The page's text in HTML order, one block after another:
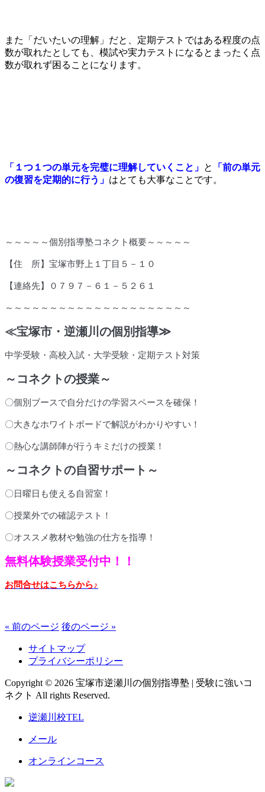
また「だいたいの理解」だと、定期テストではある程度の点
数が取れたとしても、模試や実力テストになるとまったく点
数が取れず困ることになります。
「１つ１つの単元を完璧に理解していくこと」 と
「前の単元
の復習を定期的に行う」 はとても大事なことです。
～～～～～個別指導塾コネクト概要～～～～～
【住 所】宝塚市野上１丁目５－１０
【連絡先】０７９７－６１－５２６１
～～～～～～～～～～～～～～～～～～～～～
≪宝塚市・逆瀬川の個別指導≫
中学受験・高校入試・大学受験・定期テスト対策
～コネクトの授業～
〇個別ブースで自分だけの学習スペースを確保！
〇大きなホワイトボードで解説がわかりやすい！
〇熱心な講師陣が行うキミだけの授業！
～コネクトの自習サポート～
〇日曜日も使える自習室！
〇授業外での確認テスト！
〇オススメ教材や勉強の仕方を指導！
無料体験授業受付中！！
お問合せはこちらから♪
« 前のページ 後のページ »
サイトマップ
プライバシーポリシー
Copyright © 2026 宝塚市逆瀬川の個別指導塾 | 受験に強いコ
ネクト All rights Reserved.
逆瀬川校TEL
メール
オンラインコース